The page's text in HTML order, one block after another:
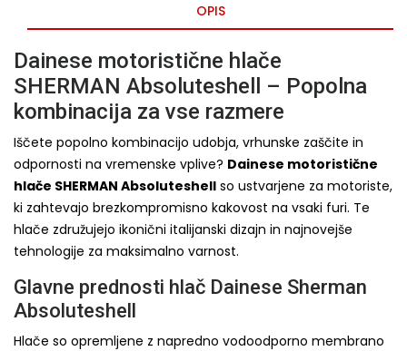
OPIS
Dainese motoristične hlače
SHERMAN Absoluteshell – Popolna
kombinacija za vse razmere
Iščete popolno kombinacijo udobja, vrhunske zaščite in
odpornosti na vremenske vplive? Dainese motoristične
hlače SHERMAN Absoluteshell so ustvarjene za motoriste,
ki zahtevajo brezkompromisno kakovost na vsaki furi. Te
hlače združujejo ikonični italijanski dizajn in najnovejše
tehnologije za maksimalno varnost.
Glavne prednosti hlač Dainese Sherman
Absoluteshell
Hlače so opremljene z napredno vodoodporno membrano